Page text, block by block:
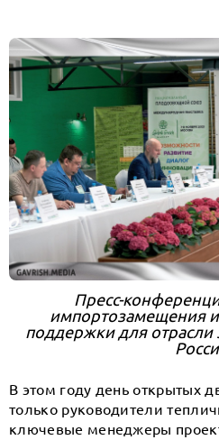
Пресс-
импортозамещения и
поддержки для
В этом году день открытых
только руководители
ключевые менеджеры